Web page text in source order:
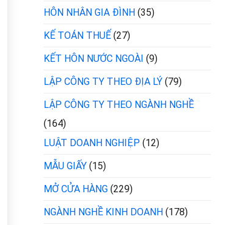
HÔN NHÂN GIA ĐÌNH (35)
KẾ TOÁN THUẾ (27)
KẾT HÔN NƯỚC NGOÀI (9)
LẬP CÔNG TY THEO ĐỊA LÝ (79)
LẬP CÔNG TY THEO NGÀNH NGHỀ
(164)
LUẬT DOANH NGHIỆP (12)
MẪU GIẤY (15)
MỞ CỬA HÀNG (229)
NGÀNH NGHỀ KINH DOANH (178)